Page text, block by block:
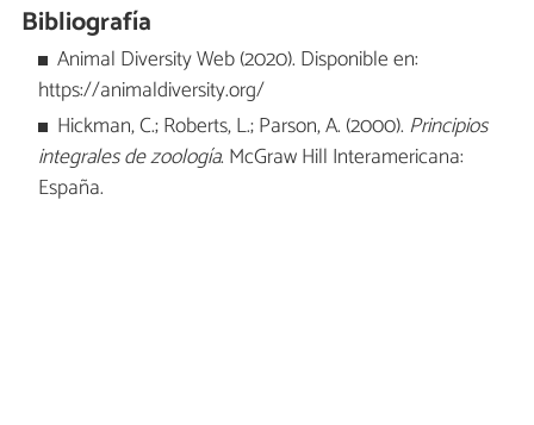
Bibliografía
Animal Diversity Web (2020). Disponible en:
https://animaldiversity.org/
Hickman, C.; Roberts, L.; Parson, A. (2000). Principios
integrales de zoología. McGraw Hill Interamericana:
España.